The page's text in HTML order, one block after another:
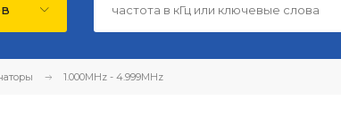
1.000MHz - 4.999MHz